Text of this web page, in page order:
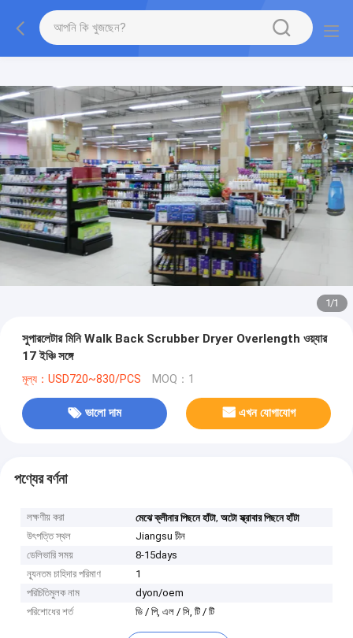
1/1
সুপারলেটার মিনি Walk Back Scrubber Dryer Overlength ওয়্যার
17 ইঞ্চি সঙ্গে
মূল্য：USD720~830/PCS MOQ：1
ভালো দাম এখন যোগাযোগ
পণ্যের বর্ণনা
লক্ষণীয় করা মেঝে ক্লীনার পিছনে হাঁটা,অটো স্ক্রাবার পিছনে হাঁটা
উৎপত্তি স্থল
Jiangsu চীন
ডেলিভারি সময়
8-15days
ন্যূনতম চাহিদার পরিমাণ
1
পরিচিতিমুলক নাম
dyon/oem
পরিশোধের শর্ত
ডি / পি, এল / সি, টি / টি